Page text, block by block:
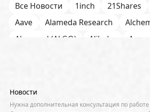
Все Новости 1inch 21Shares
Aave
Alameda Research
Algorand (ALGO)
Alibaba
Aster
Binance
BIS Bitcoin Core
Новости
Нужна дополнительная консультация по